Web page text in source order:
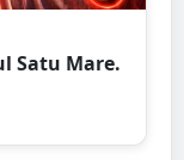
Satu Mare.